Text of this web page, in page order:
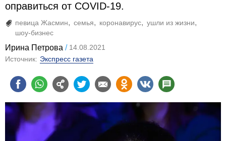
оправиться от COVID-19.
певица Жасмин семья коронавирус
ушли из жизни
шоу-бизнес
Ирина Петрова
14.08.2021
Источник: Экспресс газета